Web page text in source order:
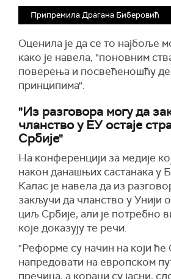
Припремила Драгана Биберовић
Оценила је да се то најбоље
како је навела, "поновним
поверења и посвећеношћу
принципима".
"Из разговора могу да
чланство у ЕУ остаје
Србије"
На конференцији за медије
након данашњих састанака у
Калас је навела да из
закључи да чланство у Унији
циљ Србије, али је потребно
које доказују те речи.
"Реформе су начин на који ће
напредовати на европском
пречица, а кораци су јасни,